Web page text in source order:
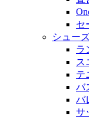
セ
シュー
ラ
ス
テ
バ
バ
サ